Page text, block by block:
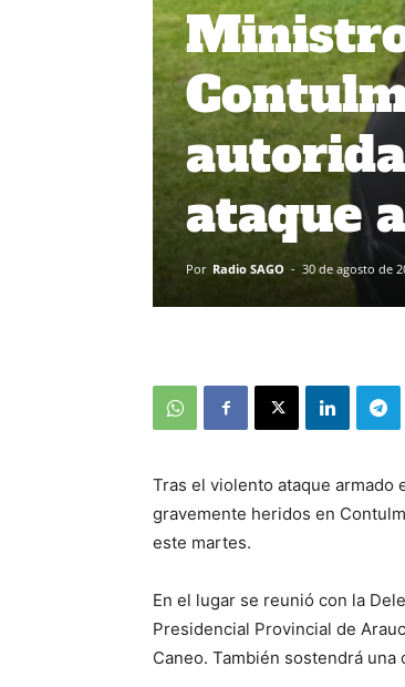
ataque
Por Radio SAGO - 30 de agosto de
Tras el violento ataque armado
gravemente heridos en
este martes.
En el lugar se reunió con la
Presidencial Provincial de
Caneo. También sostendrá